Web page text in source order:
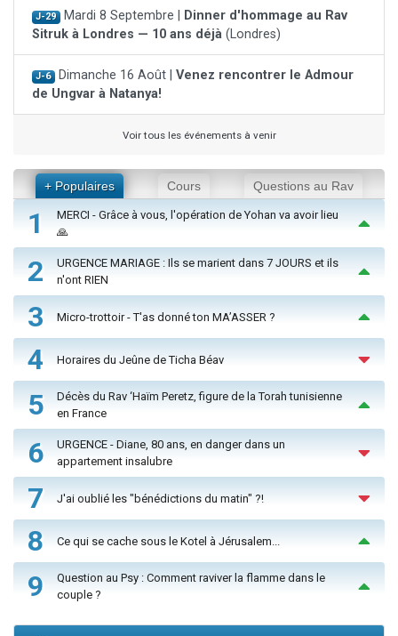
J-29 Mardi 8 Septembre |
Dinner d'hommage au Rav
Sitruk à Londres — 10 ans déjà (Londres)
J-6 Dimanche 16 Août | Venez rencontrer le Admour
de Ungvar à Natanya!
Voir tous les événements à venir
+ Populaires Cours Questions au Rav
1
MERCI - Grâce à vous, l'opération de Yohan va avoir lieu
🙏
2
URGENCE MARIAGE : Ils se marient dans 7 JOURS et ils
n'ont RIEN
3 Micro-trottoir - T'as donné ton MA’ASSER ?
4 Horaires du Jeûne de Ticha Béav
5
Décès du Rav ‘Haïm Peretz, figure de la Torah tunisienne
en France
6
URGENCE - Diane, 80 ans, en danger dans un
appartement insalubre
7 J'ai oublié les "bénédictions du matin" ?!
8 Ce qui se cache sous le Kotel à Jérusalem...
9
Question au Psy : Comment raviver la flamme dans le
couple ?